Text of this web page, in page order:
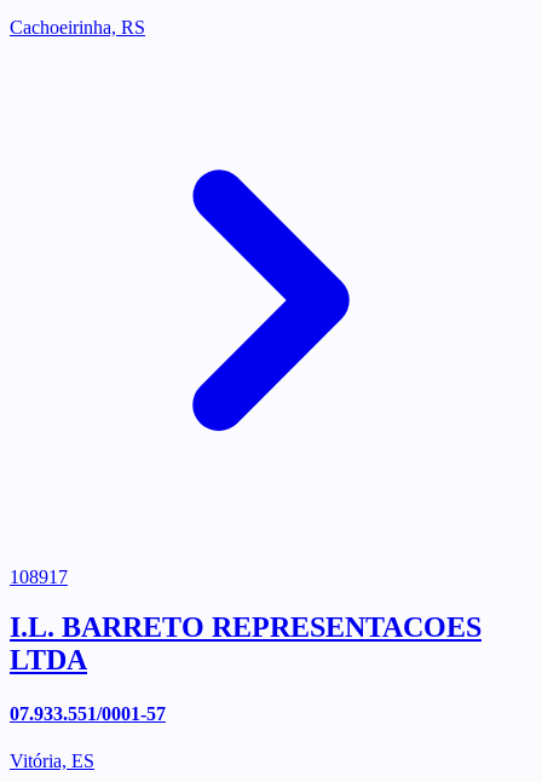
Cachoeirinha, RS
108917
I.L. BARRETO REPRESENTACOES
LTDA
07.933.551/0001-57
Vitória, ES